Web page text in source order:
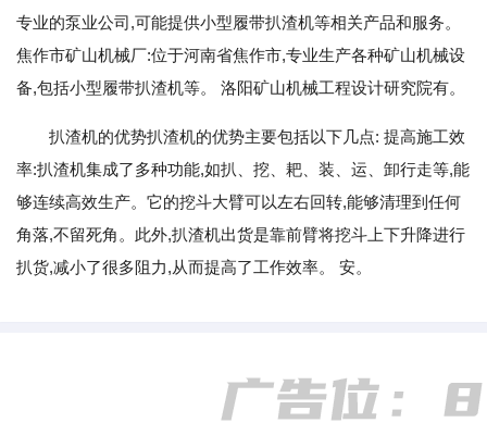
专业的泵业公司,可能提供小型履带扒渣机等相关产品和服务。
焦作市矿山机械厂:位于河南省焦作市,专业生产各种矿山机械设
备,包括小型履带扒渣机等。 洛阳矿山机械工程设计研究院有。
扒渣机的优势扒渣机的优势主要包括以下几点: 提高施工效
率:扒渣机集成了多种功能,如扒、挖、耙、装、运、卸行走等,能
够连续高效生产。它的挖斗大臂可以左右回转,能够清理到任何
角落,不留死角。此外,扒渣机出货是靠前臂将挖斗上下升降进行
扒货,减小了很多阻力,从而提高了工作效率。 安。